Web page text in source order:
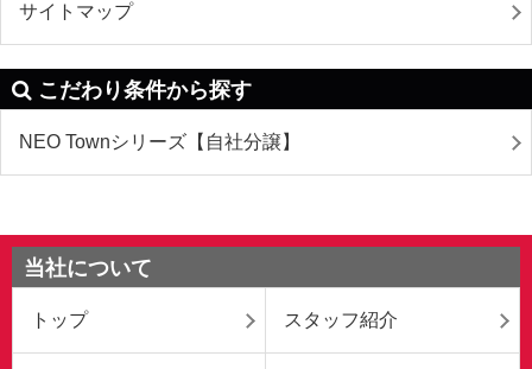
サイトマップ
こだわり条件から探す
NEO Townシリーズ【自社分譲】
当社について
トップ スタッフ紹介